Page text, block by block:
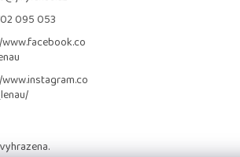
095 053